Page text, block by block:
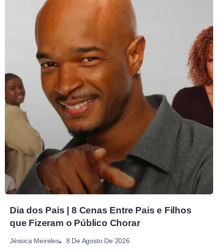
Dia dos Pais | 8 Cenas Entre Pais e Filhos
que Fizeram o Público Chorar
Jéssica Meireles 8 De Agosto De 2026